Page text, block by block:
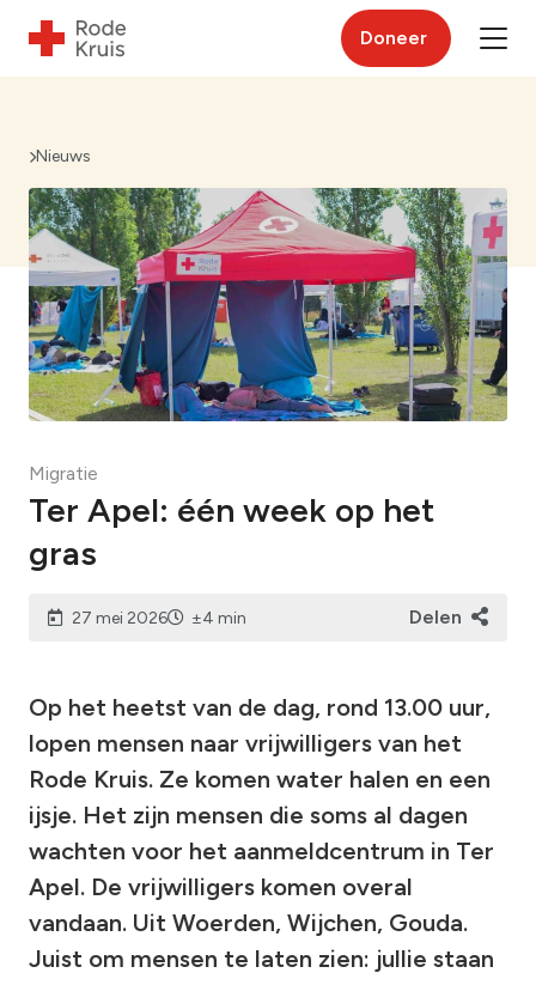
Doneer
Nieuws
Migratie
Ter Apel: één week op het
gras
27 mei 2026 ±4 min Delen
Op het heetst van de dag, rond 13.00 uur,
lopen mensen naar vrijwilligers van het
Rode Kruis. Ze komen water halen en een
ijsje. Het zijn mensen die soms al dagen
wachten voor het aanmeldcentrum in Ter
Apel. De vrijwilligers komen overal
vandaan. Uit Woerden, Wijchen, Gouda.
Juist om mensen te laten zien: jullie staan